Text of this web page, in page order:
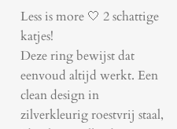
Less is more 🤍 2 schattige
katjes!
Deze ring bewijst dat
eenvoud altijd werkt. Een
clean design in
zilverkleurig roestvrij staal,